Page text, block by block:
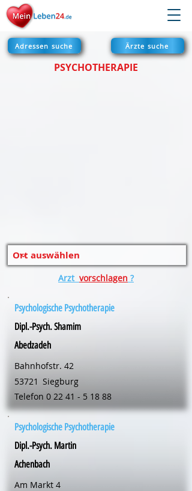
Adressen suche Ärzte suche
PSYCHOTHERAPIE
Arzt vorschlagen ?
Psychologische Psychotherapie
Dipl.-Psych. Shamim
Abedzadeh
Bahnhofstr. 42
53721 Siegburg
Telefon 0 22 41 - 5 18 88
Psychologische Psychotherapie
Dipl.-Psych. Martin
Achenbach
Am Markt 4